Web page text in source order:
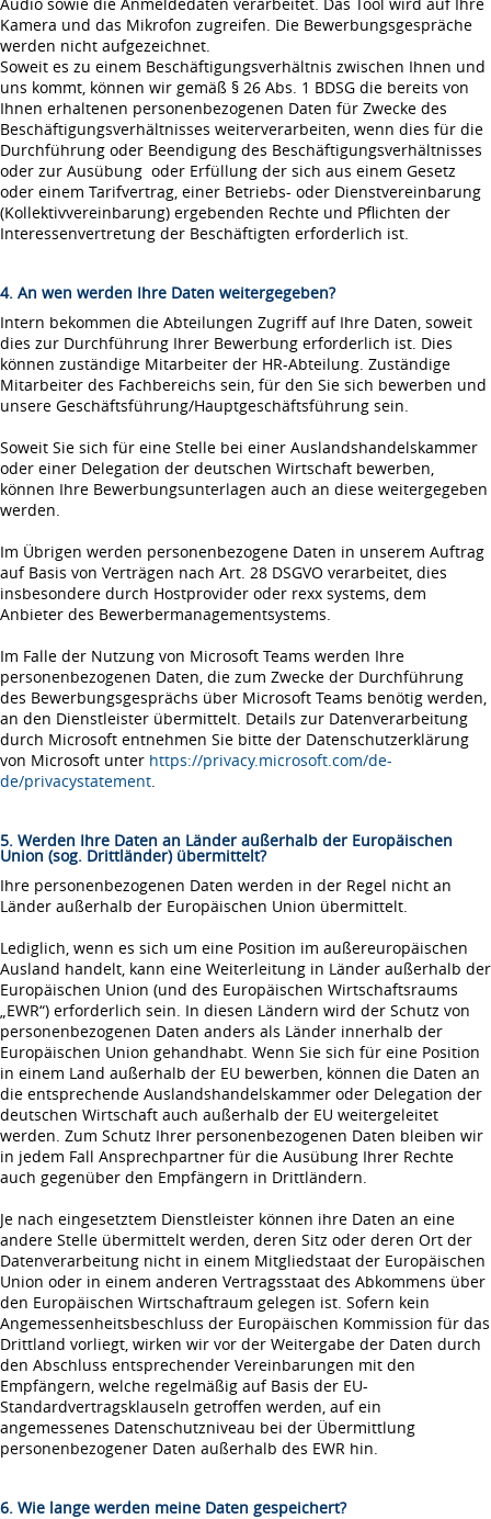
Kamera und das Mikrofon zugreifen. Die Bewerbungsgespräche
werden nicht aufgezeichnet.
Soweit es zu einem Beschäftigungsverhältnis zwischen Ihnen und
uns kommt, können wir gemäß § 26 Abs. 1 BDSG die bereits von
Ihnen erhaltenen personenbezogenen Daten für Zwecke des
Beschäftigungsverhältnisses weiterverarbeiten, wenn dies für die
Durchführung oder Beendigung des Beschäftigungsverhältnisses
oder zur Ausübung oder Erfüllung der sich aus einem Gesetz
oder einem Tarifvertrag, einer Betriebs- oder Dienstvereinbarung
(Kollektivvereinbarung) ergebenden Rechte und Pflichten der
Interessenvertretung der Beschäftigten erforderlich ist.
4. An wen werden Ihre Daten weitergegeben?
Intern bekommen die Abteilungen Zugriff auf Ihre Daten, soweit
dies zur Durchführung Ihrer Bewerbung erforderlich ist. Dies
können zuständige Mitarbeiter der HR-Abteilung. Zuständige
Mitarbeiter des Fachbereichs sein, für den Sie sich bewerben und
unsere Geschäftsführung/Hauptgeschäftsführung sein.
Soweit Sie sich für eine Stelle bei einer Auslandshandelskammer
oder einer Delegation der deutschen Wirtschaft bewerben,
können Ihre Bewerbungsunterlagen auch an diese weitergegeben
werden.
Im Übrigen werden personenbezogene Daten in unserem Auftrag
auf Basis von Verträgen nach Art. 28 DSGVO verarbeitet, dies
insbesondere durch Hostprovider oder rexx systems, dem
Anbieter des Bewerbermanagementsystems.
Im Falle der Nutzung von Microsoft Teams werden Ihre
personenbezogenen Daten, die zum Zwecke der Durchführung
des Bewerbungsgesprächs über Microsoft Teams benötig werden,
an den Dienstleister übermittelt. Details zur Datenverarbeitung
durch Microsoft entnehmen Sie bitte der Datenschutzerklärung
von Microsoft unter https://privacy.microsoft.com/de-
de/privacystatement.
5. Werden Ihre Daten an Länder außerhalb der Europäischen
Union (sog. Drittländer) übermittelt?
Ihre personenbezogenen Daten werden in der Regel nicht an
Länder außerhalb der Europäischen Union übermittelt.
Lediglich, wenn es sich um eine Position im außereuropäischen
Ausland handelt, kann eine Weiterleitung in Länder außerhalb der
Europäischen Union (und des Europäischen Wirtschaftsraums
„EWR“) erforderlich sein. In diesen Ländern wird der Schutz von
personenbezogenen Daten anders als Länder innerhalb der
Europäischen Union gehandhabt. Wenn Sie sich für eine Position
in einem Land außerhalb der EU bewerben, können die Daten an
die entsprechende Auslandshandelskammer oder Delegation der
deutschen Wirtschaft auch außerhalb der EU weitergeleitet
werden. Zum Schutz Ihrer personenbezogenen Daten bleiben wir
in jedem Fall Ansprechpartner für die Ausübung Ihrer Rechte
auch gegenüber den Empfängern in Drittländern.
Je nach eingesetztem Dienstleister können ihre Daten an eine
andere Stelle übermittelt werden, deren Sitz oder deren Ort der
Datenverarbeitung nicht in einem Mitgliedstaat der Europäischen
Union oder in einem anderen Vertragsstaat des Abkommens über
den Europäischen Wirtschaftraum gelegen ist. Sofern kein
Angemessenheitsbeschluss der Europäischen Kommission für das
Drittland vorliegt, wirken wir vor der Weitergabe der Daten durch
den Abschluss entsprechender Vereinbarungen mit den
Empfängern, welche regelmäßig auf Basis der EU-
Standardvertragsklauseln getroffen werden, auf ein
angemessenes Datenschutzniveau bei der Übermittlung
personenbezogener Daten außerhalb des EWR hin.
6. Wie lange werden meine Daten gespeichert?